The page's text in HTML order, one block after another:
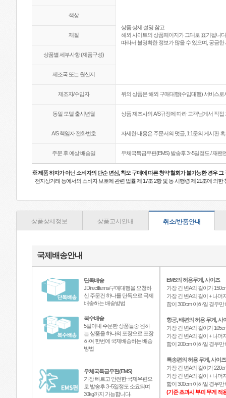
상품 상세 설명 참고
해외 사이트의 상품페이지가 그대로 표기됩니
따라서 불명확한 정보가 많을 수 있으며, 궁금
색상
재질
상품별 세부사항 (제품구성)
제조국 또는 원산지
제조자/수입자 위의 상품은 해외 구매대행(수입대행) 서비스로
동일 모델 출시년월 상품 제조사의 A/S규정에 따라 고객님게서 직접
A/S 책임자 전화번호 자세한 내용은 주문서의 덧글, 1:1문의 게시판
주문 후 예상 배송일 우체국특급우편(EMS) 발송후 3~5일정도 / 재
※제품 하자가 아닌 소비자의 단순 변심, 착오 구매에 따른 청약 철회가 불가능한 경우 그
전자상거래 등에서의 소비자 보호에 관련 법률 제 17조 2항 및 동 시행령 제 21조에 의
상품상세정보 상품고시안내 취소/반품안내
국제배송안내
단독배송
JDirectItems/구매대행을 요청하
신 주문건 하나를 단독으로 국제
배송하는 배송방법
복수배송
5일이내 주문한 상품들중 원하
는 상품을 하나의 포장으로 포장
하여 한번에 국제배송하는 배송
방법
우체국특급우편(EMS)
가장 빠르고 안전한 국제우편으
로 발송후 3~5일정도 소요되며
30kg까지 가능합니다.
EMS의 허용무게, 사이즈
가장 긴 변A의 길이가
가장 긴 변A의 길이 + 나머
합이 300cm 이하일 경우만
항공, 배편의 허용 무게, 사
가장 긴 변A의 길이가
가장 긴 변A의 길이 + 나머
합이 200cm 이하일 경우만
특송편의 허용 무게, 사이즈
가장 긴 변A의 길이가
가장 긴 변A의 길이 + 나머
합이 300cm 이하일 경우만
(기준 초과시 부피 무게 적